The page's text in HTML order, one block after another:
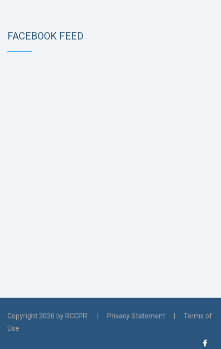
FACEBOOK FEED
Copyright 2026 by RCCPR Privacy Statement
Terms of
Use